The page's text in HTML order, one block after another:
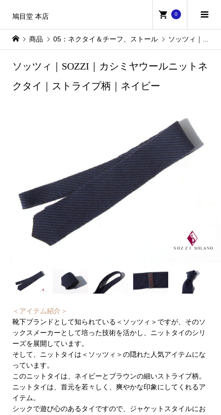
鳩目堂 本店 0
商品 05：ネクタイ＆チーフ、ストール ソッツィ｜SOZZI｜カシミヤウールニットネクタイ｜ストライプ柄｜ネイビー
ソッツィ｜SOZZI｜カシミヤウールニットネ
クタイ｜ストライプ柄｜ネイビー
＜アイテム紹介＞
靴下ブランドとして知られている＜ソッツィ＞ですが、そのソ
ックスメーカーとして培った技術を活かし、ニットタイのシリ
ーズを展開しています。
そして、ニットタイは＜ソッツィ＞の隠れた人気アイテムにな
っています。
このニットタイは、ネイビーとブラウンの細いストライプ柄。
ニットタイは、首元を若々しく、爽やかな印象にしてくれるア
イテム。
シックで遊び心のあるタイですので、ジャケットスタイルにお